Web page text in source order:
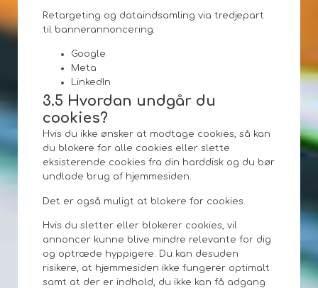
Retargeting og dataindsamling via tredjepart
til bannerannoncering:
Google
Meta
LinkedIn
3.5 Hvordan undgår du
cookies?
Hvis du ikke ønsker at modtage cookies, så kan
du blokere for alle cookies eller slette
eksisterende cookies fra din harddisk og du bør
undlade brug af hjemmesiden.
Det er også muligt at blokere for cookies.
Hvis du sletter eller blokerer cookies, vil
annoncer kunne blive mindre relevante for dig
og optræde hyppigere. Du kan desuden
risikere, at hjemmesiden ikke fungerer optimalt
samt at der er indhold, du ikke kan få adgang